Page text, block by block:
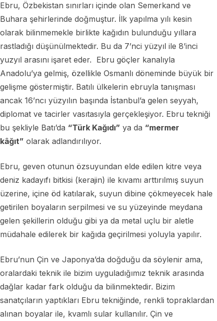
Ebru, Özbekistan sınırları içinde olan Semerkand ve
Buhara şehirlerinde doğmuştur. İlk yapılma yılı kesin
olarak bilinmemekle birlikte kağıdın bulunduğu yıllara
rastladığı düşünülmektedir. Bu da 7’nci yüzyıl ile 8’inci
yuzyıl arasını işaret eder. Ebru göçler kanalıyla
Anadolu’ya gelmiş, özellikle Osmanlı döneminde büyük bir
gelişme göstermiştir. Batılı ülkelerin ebruyla tanışması
ancak 16’ncı yüzyılın başında İstanbul’a gelen seyyah,
diplomat ve tacirler vasıtasıyla gerçekleşiyor. Ebru tekniği
bu şekliyle Batı’da “Türk Kağıdı” ya da “mermer
kâğıt” olarak adlandırılıyor.
Ebru, geven otunun özsuyundan elde edilen kitre veya
deniz kadayıfı bitkisi (kerajin) ile kıvamı arttırılmış suyun
üzerine, içine öd katılarak, suyun dibine çökmeyecek hale
getirilen boyaların serpilmesi ve su yüzeyinde meydana
gelen şekillerin olduğu gibi ya da metal uçlu bir aletle
müdahale edilerek bir kağıda geçirilmesi yoluyla yapılır.
Ebru’nun Çin ve Japonya’da doğduğu da söylenir ama,
oralardaki teknik ile bizim uyguladığımız teknik arasında
dağlar kadar fark olduğu da bilinmektedir. Bizim
sanatçıların yaptıkları Ebru tekniğinde, renkli topraklardan
alınan boyalar ile, kvamlı sular kullanılır. Çin ve